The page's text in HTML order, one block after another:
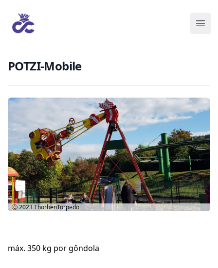
POTZI-Mobile
máx. 350 kg por gôndola
Ⓒ 2023ThorbenTorpedo